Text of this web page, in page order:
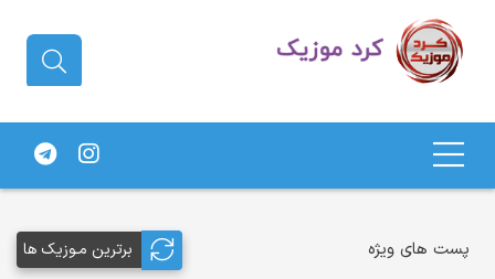
های کردی
پست های ویژه برترین مـوزیک ها